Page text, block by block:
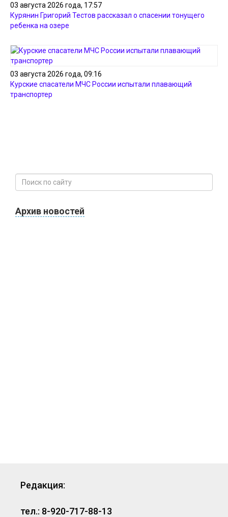
03 августа 2026 года, 17:57
Курянин Григорий Тестов рассказал о спасении тонущего
ребенка на озере
03 августа 2026 года, 09:16
Курские спасатели МЧС России испытали плавающий
транспортер
Архив новостей
Редакция:
тел.: 8-920-717-88-13